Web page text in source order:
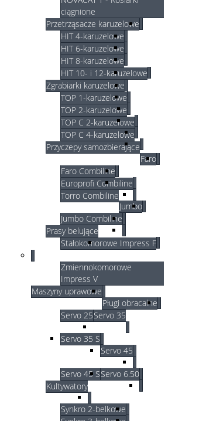
ciągnione
Przetrząsacze karuzelowe
HIT 4-karuzelowe
HIT 6-karuzelowe
HIT 8-karuzelowe
HIT 10- i 12-karuzelowe
Zgrabiarki karuzelowe
TOP 1-karuzelowe
TOP 2-karuzelowe
TOP C 2-karuzelowe
TOP C 4-karuzelowe
Przyczepy samozbierające
Faro
Faro Combiline
Europrofi Combiline
Torro Combiline
Jumbo
Jumbo Combiline
Prasy belujące
Stałokomorowe Impress F
Zmiennokomorowe
Impress V
Maszyny uprawowe
Pługi obracalne
Servo 25Servo 35
Servo 35 S
Servo 45
Servo 45 SServo 6.50
Kultywatory
Synkro 2-belkowe